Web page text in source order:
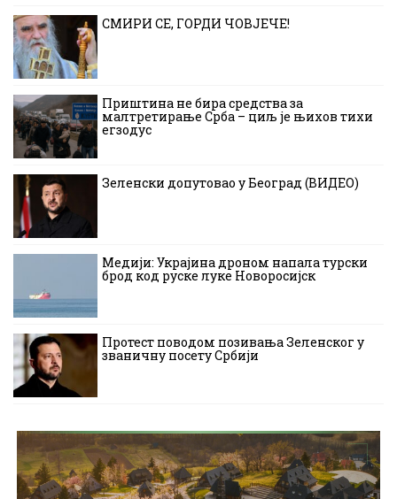
СМИРИ СЕ, ГОРДИ ЧОВЈЕЧЕ!
Приштина не бира средства за
малтретирање Срба – циљ је њихов тихи
егзодус
Зеленски допутовао у Београд (ВИДЕО)
Медији: Украјина дроном напала турски
брод код руске луке Новоросијск
Протест поводом позивања Зеленског у
званичну посету Србији